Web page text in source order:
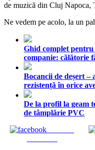
de muzică din Cluj Napoca,
Ne vedem pe acolo, la un
Ghid complet
companie: călătorie
Bocancii de deșert –
rezistență în orice
De la profil la geam
de tâmplărie PVC